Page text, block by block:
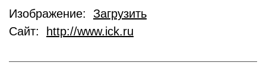
Изображение: Загрузить
Сайт:
http://www.ick.ru